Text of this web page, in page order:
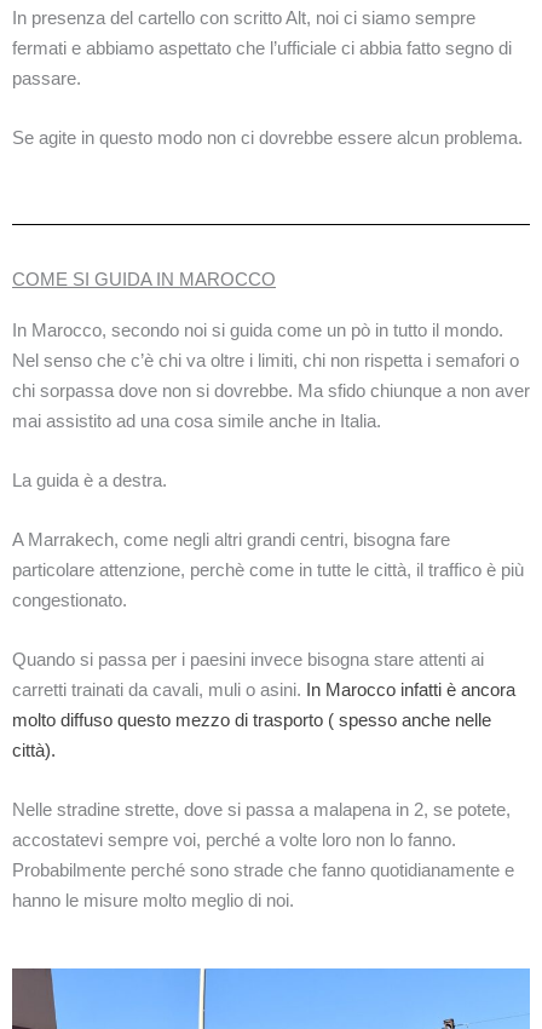
In presenza del cartello con scritto Alt, noi ci siamo sempre
fermati e abbiamo aspettato che l’ufficiale ci abbia fatto segno di
passare.
Se agite in questo modo non ci dovrebbe essere alcun problema.
COME SI GUIDA IN MAROCCO
In Marocco, secondo noi si guida come un pò in tutto il mondo.
Nel senso che c’è chi va oltre i limiti, chi non rispetta i semafori o
chi sorpassa dove non si dovrebbe. Ma sfido chiunque a non aver
mai assistito ad una cosa simile anche in Italia.
La guida è a destra.
A Marrakech, come negli altri grandi centri, bisogna fare
particolare attenzione, perchè come in tutte le città, il traffico è più
congestionato.
Quando si passa per i paesini invece bisogna stare attenti ai
carretti trainati da cavali, muli o asini. In Marocco infatti è ancora
molto diffuso questo mezzo di trasporto ( spesso anche nelle
città).
Nelle stradine strette, dove si passa a malapena in 2, se potete,
accostatevi sempre voi, perché a volte loro non lo fanno.
Probabilmente perché sono strade che fanno quotidianamente e
hanno le misure molto meglio di noi.